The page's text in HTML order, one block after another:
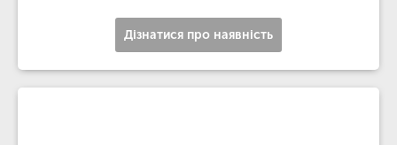
Дізнатися про наявність